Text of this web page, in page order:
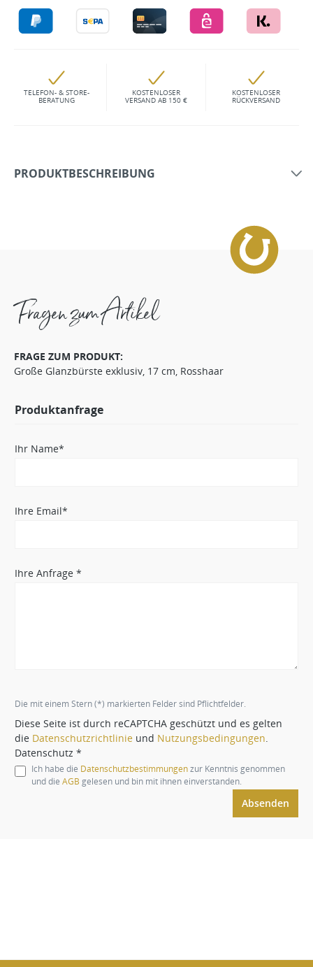
TELEFON- & STORE-
BERATUNG
KOSTENLOSER
VERSAND AB 150 €
KOSTENLOSER
RÜCKVERSAND
PRODUKTBESCHREIBUNG
Fragen zum Artikel
FRAGE ZUM PRODUKT:
Große Glanzbürste exklusiv, 17 cm, Rosshaar
Produktanfrage
Ihr Name*
Ihre Email*
Ihre Anfrage *
Die mit einem Stern (*) markierten Felder sind Pflichtfelder.
Diese Seite ist durch reCAPTCHA geschützt und es gelten
die Datenschutzrichtlinie und Nutzungsbedingungen
Datenschutz *
Ich habe die Datenschutzbestimmungenzur Kenntnis genommen
und die AGB gelesen und bin mit ihnen einverstanden.
Absenden